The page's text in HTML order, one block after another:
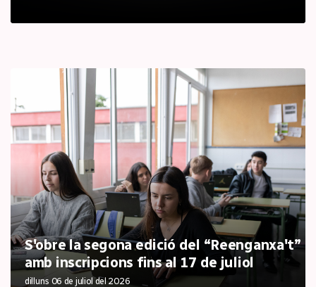
S'obre la segona edició del “Reenganxa't”
amb inscripcions fins al 17 de juliol
dilluns 06 de juliol del 2026